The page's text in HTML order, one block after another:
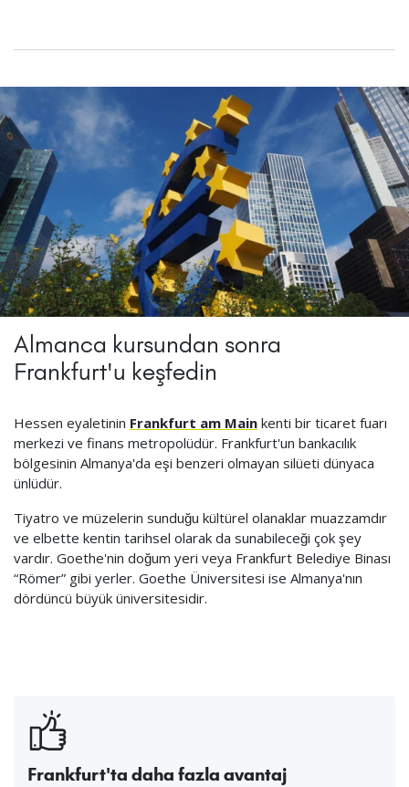
Almanca kursundan sonra
Frankfurt'u keşfedin
Hessen eyaletinin Frankfurt am Main kenti bir ticaret fuarı
merkezi ve finans metropolüdür. Frankfurt'un bankacılık
bölgesinin Almanya'da eşi benzeri olmayan silüeti dünyaca
ünlüdür.
Tiyatro ve müzelerin sunduğu kültürel olanaklar muazzamdır
ve elbette kentin tarihsel olarak da sunabileceği çok şey
vardır. Goethe'nin doğum yeri veya Frankfurt Belediye Binası
“Römer” gibi yerler. Goethe Üniversitesi ise Almanya'nın
dördüncü büyük üniversitesidir.
Frankfurt'ta daha fazla avantaj